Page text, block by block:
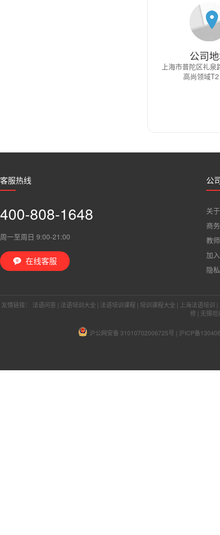
公司
上海市普陀区礼
高尚领域
客服热线
400-808-1648
周一至周日 9:00-21:00
 在线客服
公
关
商
教
加
隐
友情链接： 法语问答 | 法语培训大全 | 法语培训课程 | 培训课程大全 | 上海法语培训 |
修 | 无锡坦
沪公网安备 31010702006725号 | 沪ICP备